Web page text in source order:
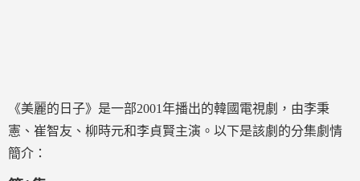
《美麗的日子》是一部2001年播出的韓國電視劇，由李秉
憲、崔智友、柳時元和李貞賢主演。以下是該劇的分集劇情
簡介：